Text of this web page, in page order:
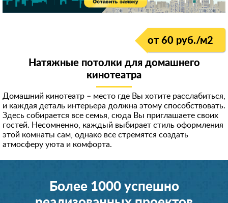
от 60 руб./м2
Натяжные потолки для домашнего
кинотеатра
Домашний кинотеатр – место где Вы хотите расслабиться,
и каждая деталь интерьера должна этому способствовать.
Здесь собирается все семья, сюда Вы приглашаете своих
гостей. Несомненно, каждый выбирает стиль оформления
этой комнаты сам, однако все стремятся создать
атмосферу уюта и комфорта.
Более 1000 успешно